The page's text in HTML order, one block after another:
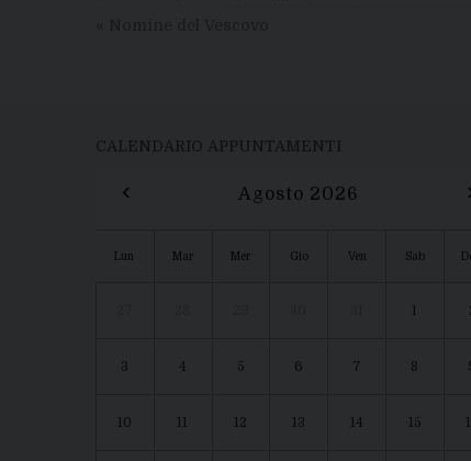
CALENDARIO APPUNTAMENTI
‹ Agosto 2026
Lun Mar Mer Gio Ven Sab
3 4 5 6 7 8
10 12 13 14 15